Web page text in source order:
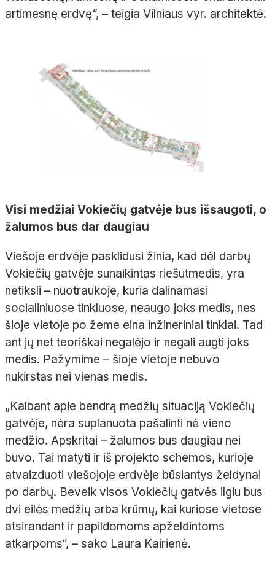
artimesnę erdvę“, – teigia Vilniaus vyr. architektė.
Visi medžiai Vokiečių gatvėje bus išsaugoti, o
žalumos bus dar daugiau
Viešoje erdvėje pasklidusi žinia, kad dėl darbų
Vokiečių gatvėje sunaikintas riešutmedis, yra
netiksli – nuotraukoje, kuria dalinamasi
socialiniuose tinkluose, neaugo joks medis, nes
šioje vietoje po žeme eina inžineriniai tinklai. Tad
ant jų net teoriškai negalėjo ir negali augti joks
medis. Pažymime – šioje vietoje nebuvo
nukirstas nei vienas medis.
„Kalbant apie bendrą medžių situaciją Vokiečių
gatvėje, nėra suplanuota pašalinti nė vieno
medžio. Apskritai – žalumos bus daugiau nei
buvo. Tai matyti ir iš projekto schemos, kurioje
atvaizduoti viešojoje erdvėje būsiantys želdynai
po darbų. Beveik visos Vokiečių gatvės ilgiu bus
dvi eilės medžių arba krūmų, kai kuriose vietose
atsirandant ir papildomoms apželdintoms
atkarpoms“, – sako Laura Kairienė.